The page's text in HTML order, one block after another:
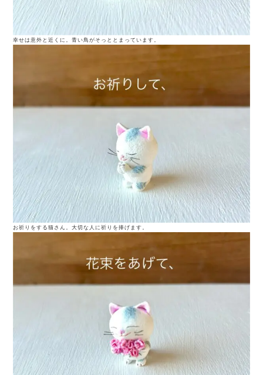
幸せは意外と近くに。青い鳥がそっととまっています。
お祈りをする猫さん。大切な人に祈りを捧げます。